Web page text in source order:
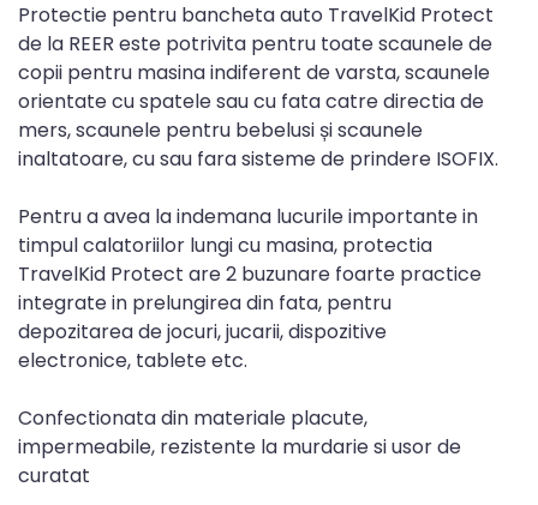
Protectie pentru bancheta auto TravelKid Protect
de la REER este potrivita pentru toate scaunele de
copii pentru masina indiferent de varsta, scaunele
orientate cu spatele sau cu fata catre directia de
mers, scaunele pentru bebelusi și scaunele
inaltatoare, cu sau fara sisteme de prindere ISOFIX.
Pentru a avea la indemana lucurile importante in
timpul calatoriilor lungi cu masina, protectia
TravelKid Protect are 2 buzunare foarte practice
integrate in prelungirea din fata, pentru
depozitarea de jocuri, jucarii, dispozitive
electronice, tablete etc.
Confectionata din materiale placute,
impermeabile, rezistente la murdarie si usor de
curatat